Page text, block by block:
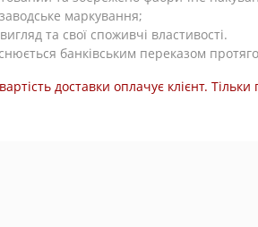
маркування;
та свої споживчі властивості.
банківським переказом
доставки оплачує клієнт.